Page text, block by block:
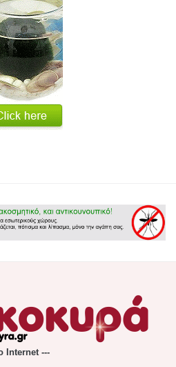
Internet ---